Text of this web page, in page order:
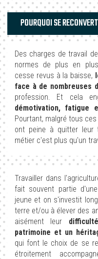
POURQUOI SE
Des charges de travail
normes de plus en
cesse revus à la baisse,
face à de nombreuses
profession. Et cela
démotivation, fatigue
Pourtant, malgré tous
ont peine à quitter leur
métier c'est plus qu'un
Travailler dans
fait souvent partie
jeune et on s'investit
terre et/ou à élever des
aisément leur
patrimoine et un
qui font le choix de se
étroitement